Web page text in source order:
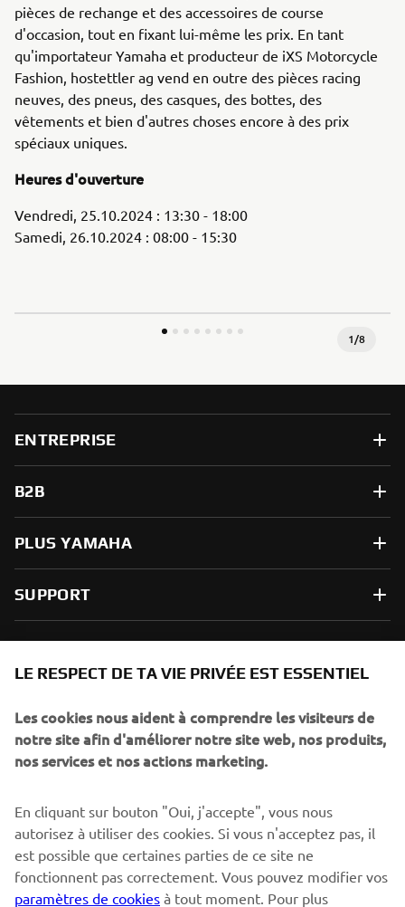
pièces de rechange et des accessoires de course
d'occasion, tout en fixant lui-même les prix. En tant
qu'importateur Yamaha et producteur de iXS Motorcycle
Fashion, hostettler ag vend en outre des pièces racing
neuves, des pneus, des casques, des bottes, des
vêtements et bien d'autres choses encore à des prix
spéciaux uniques.
Heures d'ouverture
Vendredi, 25.10.2024 : 13:30 - 18:00
Samedi, 26.10.2024 : 08:00 - 15:30
1/8
ENTREPRISE
B2B
PLUS YAMAHA
SUPPORT
spéciaux, les lancements de produits, etc.
S'ABONNER
Lisez notre politique de confidentialité pour savoir comment
nous traitons vos données personnelles : Politique de
Confidentialité
LE RESPECT DE TA VIE PRIVÉE EST ESSENTIEL
Les cookies nous aident à comprendre les visiteurs de
notre site afin d'améliorer notre site web, nos produits,
nos services et nos actions marketing.
En cliquant sur bouton "Oui, j'accepte", vous nous
autorisez à utiliser des cookies. Si vous n'acceptez pas, il
est possible que certaines parties de ce site ne
fonctionnent pas correctement. Vous pouvez modifier vos
paramètres de cookies à tout moment. Pour plus